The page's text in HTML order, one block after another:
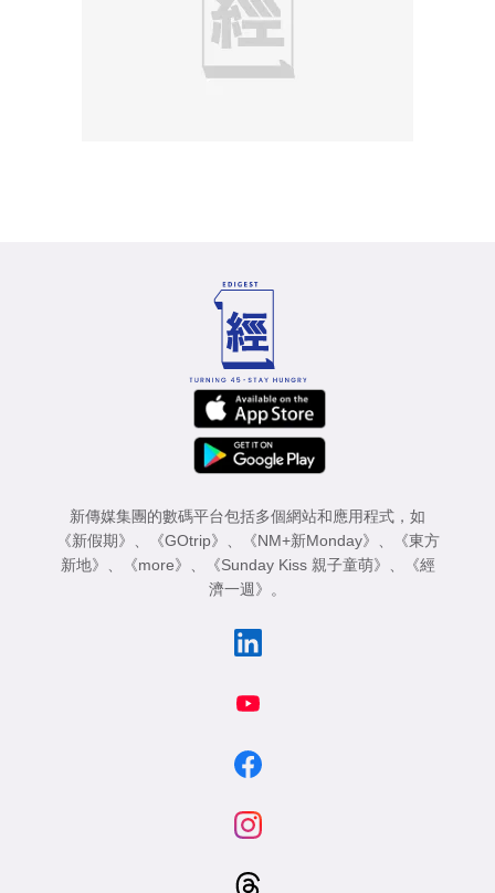
新傳媒集團的數碼平台包括多個網站和應用程式，如
《新假期》
《GOtrip》 《NM+新Monday》
《東方
新地》
《more》 《Sunday Kiss 親子童萌》
《經
濟一週》
。